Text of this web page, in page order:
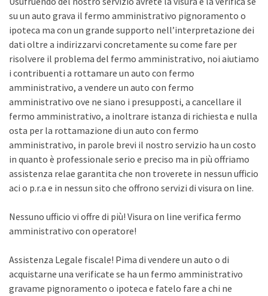
su un auto grava il fermo amministrativo pignoramento o
ipoteca ma con un grande supporto nell’interpretazione dei
dati oltre a indirizzarvi concretamente su come fare per
risolvere il problema del fermo amministrativo, noi aiutiamo
i contribuenti a rottamare un auto con fermo
amministrativo, a vendere un auto con fermo
amministrativo ove ne siano i presupposti, a cancellare il
fermo amministrativo, a inoltrare istanza di richiesta e nulla
osta per la rottamazione di un auto con fermo
amministrativo, in parole brevi il nostro servizio ha un costo
in quanto è professionale serio e preciso ma in più offriamo
assistenza relae garantita che non troverete in nessun ufficio
aci o p.r.a e in nessun sito che offrono servizi di visura on line.
Nessuno ufficio vi offre di più! Visura on line verifica fermo
amministrativo con operatore!
Assistenza Legale fiscale! Pima di vendere un auto o di
acquistarne una verificate se ha un fermo amministrativo
gravame pignoramento o ipoteca e fatelo fare a chi ne